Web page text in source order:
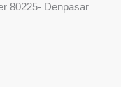
80225- Denpasar